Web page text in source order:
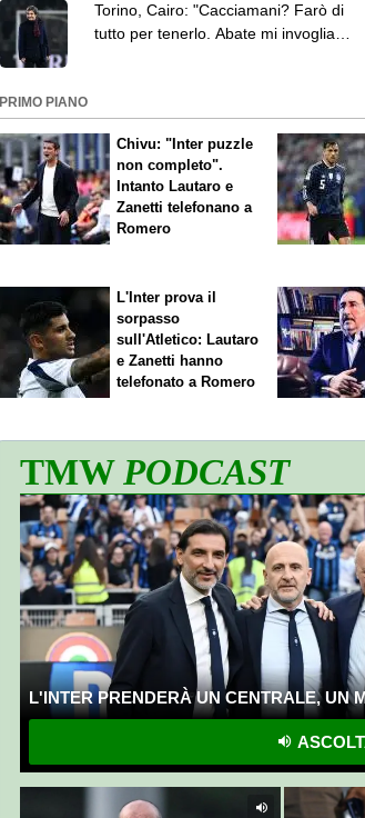
Torino, Cairo: "Cacciamani? Farò di
tutto per tenerlo. Abate mi invoglia a
PRIMO PIANO
Chivu: "Inter puzzle
non completo".
Intanto Lautaro e
Zanetti telefonano a
Romero
L'Inter prova il
sorpasso
sull'Atletico: Lautaro
e Zanetti hanno
telefonato a Romero
TMWPODCAST
L'INTER PRENDERÀ UN CENTRALE, UN